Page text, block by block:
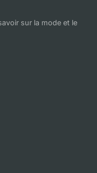
sur la mode et le